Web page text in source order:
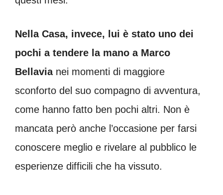
Nella Casa, invece, lui è stato uno dei
pochi a tendere la mano a Marco
Bellavianei momenti di maggiore
sconforto del suo compagno di avventura,
come hanno fatto ben pochi altri. Non è
mancata però anche l’occasione per farsi
conoscere meglio e rivelare al pubblico le
esperienze difficili che ha vissuto.